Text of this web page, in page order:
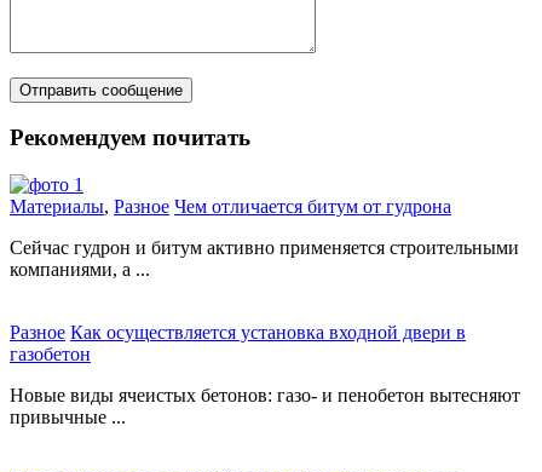
Рекомендуем почитать
Материалы, Разное Чем отличается битум от гудрона
Сейчас гудрон и битум активно применяется строительными
компаниями, а ...
Разное Как осуществляется установка входной двери в
газобетон
Новые виды ячеистых бетонов: газо- и пенобетон вытесняют
привычные ...